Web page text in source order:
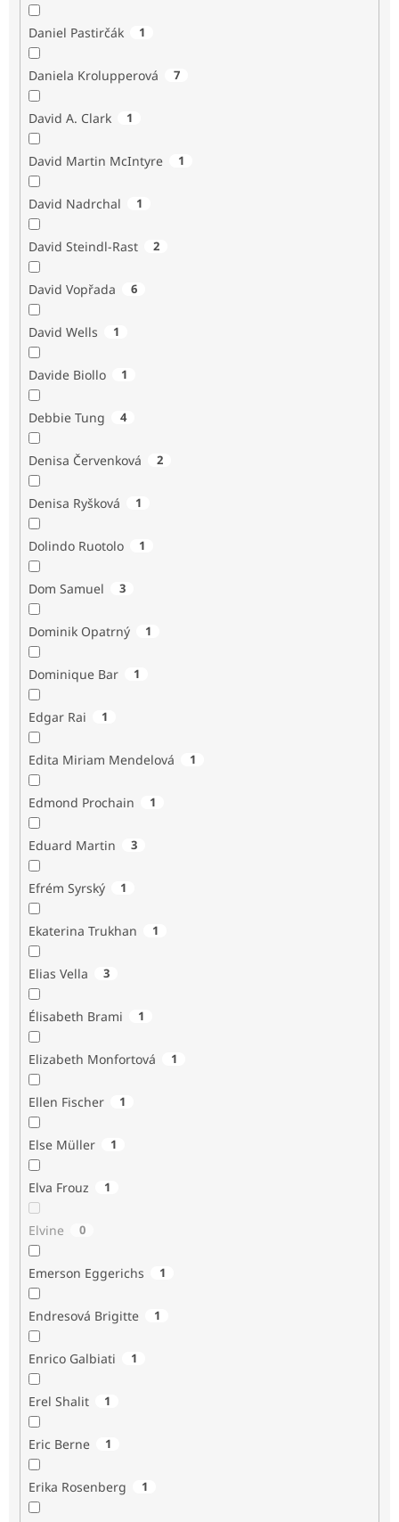
Daniel Pastirčák 1
Daniela Krolupperová 7
David A. Clark 1
David Martin McIntyre 1
David Nadrchal 1
David Steindl-Rast 2
David Vopřada 6
David Wells 1
Davide Biollo 1
Debbie Tung 4
Denisa Červenková 2
Denisa Ryšková 1
Dolindo Ruotolo 1
Dom Samuel 3
Dominik Opatrný 1
Dominique Bar 1
Edgar Rai 1
Edita Miriam Mendelová 1
Edmond Prochain 1
Eduard Martin 3
Efrém Syrský 1
Ekaterina Trukhan 1
Elias Vella 3
Élisabeth Brami 1
Elizabeth Monfortová 1
Ellen Fischer 1
Else Müller 1
Elva Frouz 1
Elvine 0
Emerson Eggerichs 1
Endresová Brigitte 1
Enrico Galbiati 1
Erel Shalit 1
Eric Berne 1
Erika Rosenberg 1